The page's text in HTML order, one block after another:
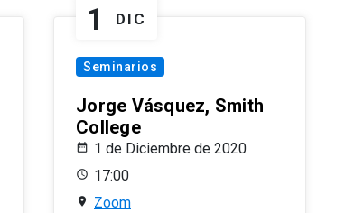
1 DIC
Seminarios
Jorge Vásquez, Smith
College
1 de Diciembre de 2020
17:00
Zoom